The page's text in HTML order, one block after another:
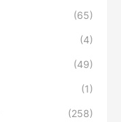
(65)
(4)
(49)
(1)
(258)